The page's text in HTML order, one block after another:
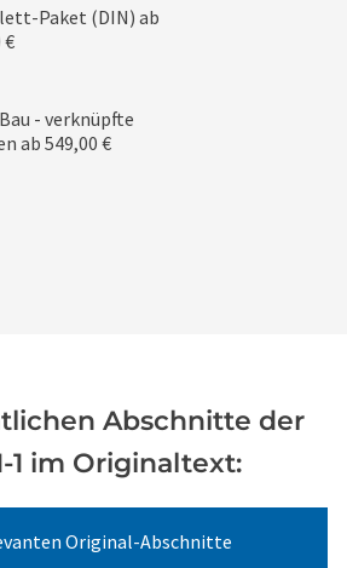
Paket (DIN) ab
€
- verknüpfte
ab 549,00 €
Abschnitte der
1 im Originaltext:
Original-Abschnitte